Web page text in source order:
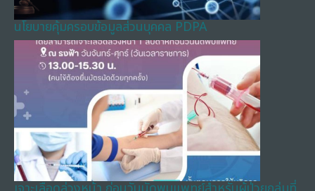
นโยบายคุ้มครอบข้อมูลส่วนบุคคล PDPA